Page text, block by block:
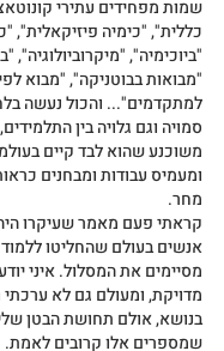
שמות מפחידים עתירי
כללית", "כימיה פיזיקאלית",
"ביוכימיה", "מיקרוביולוגיה",
"מבואות בבוטניקה", "מבוא
למתקדמים"... והכול נעשה
סמויה וגם גלויה בין
משוכנע שהוא לבד קיים
ומעמיס עבודות ומבחנים
מחר.
מסיימים את המסלול. איני
מדויקת, ומעולם גם לא
בנושא, אולם תחושת הבטן
שמספרים אלו קרובים לאמת.